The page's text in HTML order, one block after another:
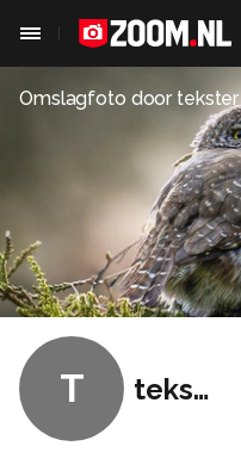
Omslagfoto door tekster
T tekster